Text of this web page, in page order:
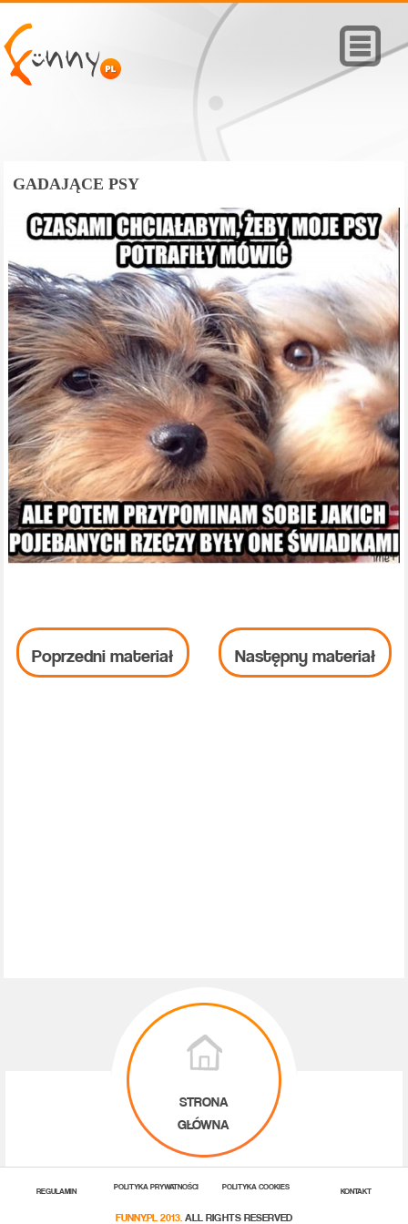
GADAJĄCE PSY
Poprzedni materiał Następny materiał
STRONA
GŁÓWNA
REGULAMIN POLITYKA PRYWATNOŚCI POLITYKA COOKIES KONTAKT
FUNNY.PL 2013. ALL RIGHTS RESERVED